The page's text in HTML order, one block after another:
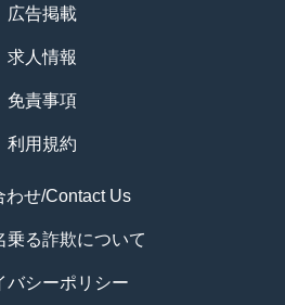
広告掲載
求人情報
免責事項
利用規約
わせ/Contact Us
乗る詐欺について
バシーポリシー